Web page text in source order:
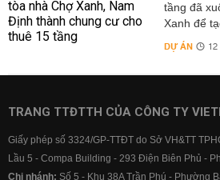
tầng đã
Xanh để
DỰ ÁN
TRANG TTĐTTH CỦA CÔNG TY
Giấy phép số 3324/GP-TTĐT do Sở VH&TT
Lầu 5 - Compa Building - 293 Điện Biên Phủ -
Chi nhánh: Số 5 - Khu 38A Trần Phú - Phường